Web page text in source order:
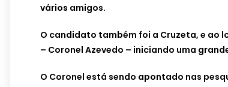
vários amigos.
O candidato também foi a Cruzeta, e ao
– Coronel Azevedo – iniciando uma
O Coronel está sendo apontado nas